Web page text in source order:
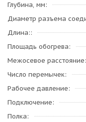
Глубина, мм
Диаметр разъема
Длина:
Площадь обогрева
Межосевое расстояние
Число перемычек
Рабочее давление
Подключение
Полка